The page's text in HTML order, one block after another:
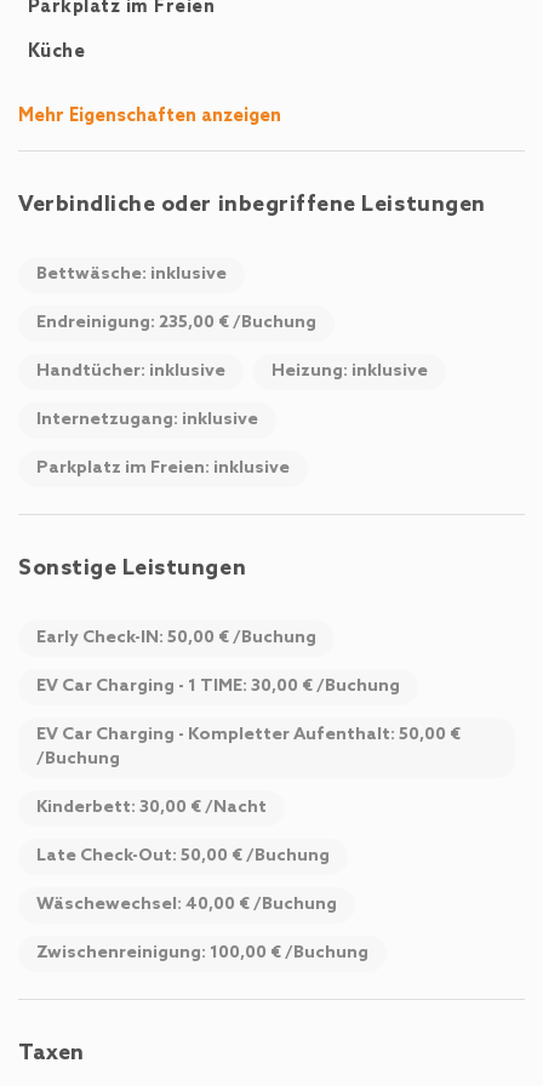
Parkplatz im Freien
Küche
Mehr Eigenschaften anzeigen
Verbindliche oder inbegriffene Leistungen
Bettwäsche: inklusive
Endreinigung: 235,00 € /Buchung
Handtücher: inklusive Heizung: inklusive
Internetzugang: inklusive
Parkplatz im Freien: inklusive
Sonstige Leistungen
Early Check-IN: 50,00 € /Buchung
EV Car Charging - 1 TIME: 30,00 € /Buchung
EV Car Charging - Kompletter Aufenthalt: 50,00 €
/Buchung
Kinderbett: 30,00 € /Nacht
Late Check-Out: 50,00 € /Buchung
Wäschewechsel: 40,00 € /Buchung
Zwischenreinigung: 100,00 € /Buchung
Taxen